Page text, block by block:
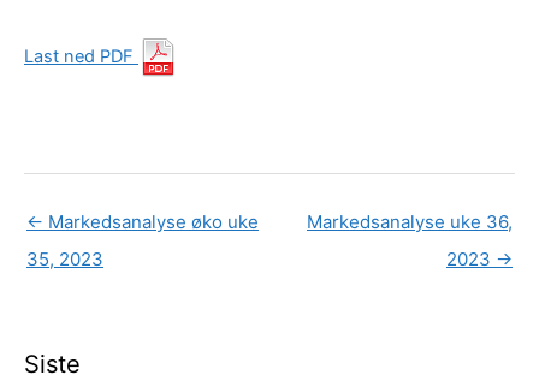
Last ned PDF
← Markedsanalyse øko uke
35, 2023
Markedsanalyse uke 36,
2023 →
Siste